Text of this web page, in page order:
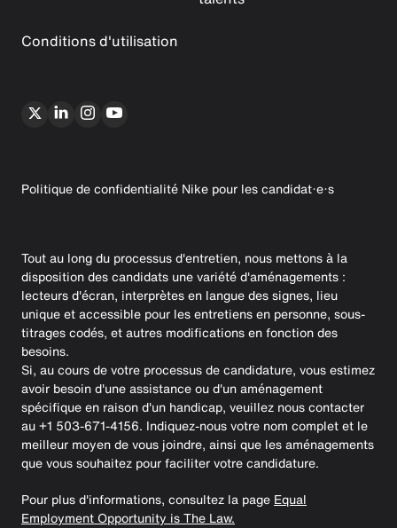
Conditions d'utilisation
Politique de confidentialité Nike pour les candidat·e·s
Tout au long du processus d'entretien, nous mettons à la
disposition des candidats une variété d'aménagements :
lecteurs d'écran, interprètes en langue des signes, lieu
unique et accessible pour les entretiens en personne, sous-
titrages codés, et autres modifications en fonction des
besoins.
Si, au cours de votre processus de candidature, vous estimez
avoir besoin d'une assistance ou d'un aménagement
spécifique en raison d'un handicap, veuillez nous contacter
au +1 503-671-4156. Indiquez-nous votre nom complet et le
meilleur moyen de vous joindre, ainsi que les aménagements
que vous souhaitez pour faciliter votre candidature.
Pour plus d'informations, consultez la page Equal
Employment Opportunity is The Law.